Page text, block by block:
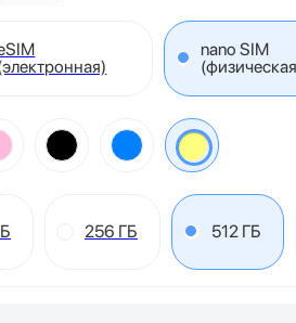
nano SIM
256 ГБ 512 ГБ